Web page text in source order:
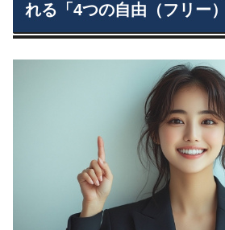
れる「4つの自由（フリー）